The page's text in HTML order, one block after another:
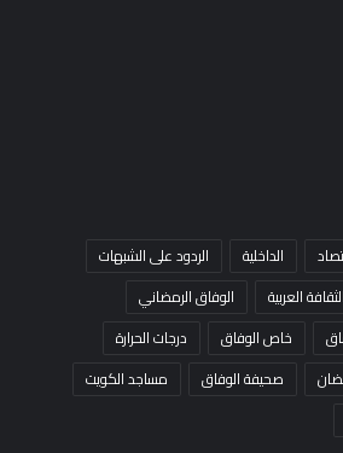
الداخلية
الردود على الشبهات
العربية
الوفاق الرمضاني
خاص الوفاق
درجات الحرارة
صحيفة الوفاق
مساجد الكويت